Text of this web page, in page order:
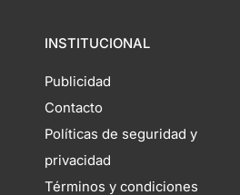
INSTITUCIONAL
Publicidad
Contacto
Políticas de seguridad y
privacidad
Términos y condiciones